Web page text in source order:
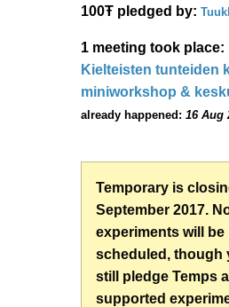
100Ŧ pledged by:
1 meeting took place:
Kielteisten tunteiden
miniworkshop &
already happened:16 Aug
Temporary is
September 2017.
experiments will be
scheduled, though
still pledge Temps
supported